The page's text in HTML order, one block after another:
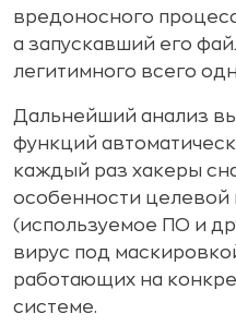
вредоносного
а запускавший его
легитимного всего
Дальнейший анализ
функций
каждый раз хакеры
особенности целевой
(используемое ПО и
вирус под
работающих на
системе.